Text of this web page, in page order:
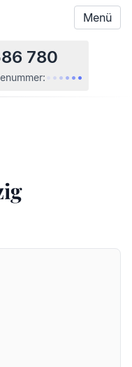
Menü
780
• • • • •